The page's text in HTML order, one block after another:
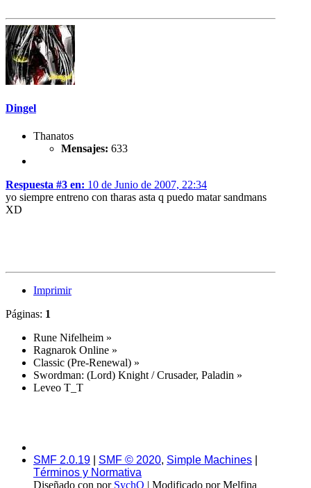
Dingel
Thanatos
Mensajes: 633
Respuesta #3 en: 10 de Junio de 2007, 22:34
yo siempre entreno con tharas asta q puedo matar sandmans
XD
Imprimir
Páginas: 1
Rune Nifelheim »
Ragnarok Online »
Classic (Pre-Renewal) »
Swordman: (Lord) Knight / Crusader, Paladin »
Leveo T_T
SMF 2.0.19 SMF © 2020, Simple Machines
Términos y Normativa
Diseñado con por SychO | Modificado por Melfina